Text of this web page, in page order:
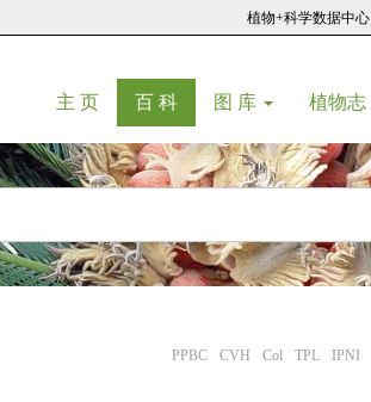
植物+科学数据中心
主 页(current)
百 科(current)
图 库 植物志
PPBC CVH Col TPL IPNI